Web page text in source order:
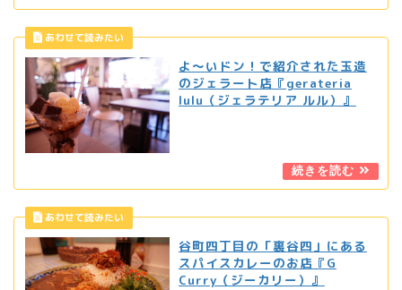
よ〜いドン！で紹介された玉造
のジェラート店『gerateria
lulu（ジェラテリア ルル）』
谷町四丁目の「裏谷四」にある
スパイスカレーのお店『G
Curry（ジーカリー）』